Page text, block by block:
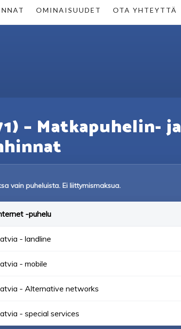
OMINAISUUDET OTA YHTEYTTÄ
– Matkapuhelin- ja
vain puheluista. Ei liittymismaksua.
-puhelu
- landline
- mobile
- Alternative networks
- special services